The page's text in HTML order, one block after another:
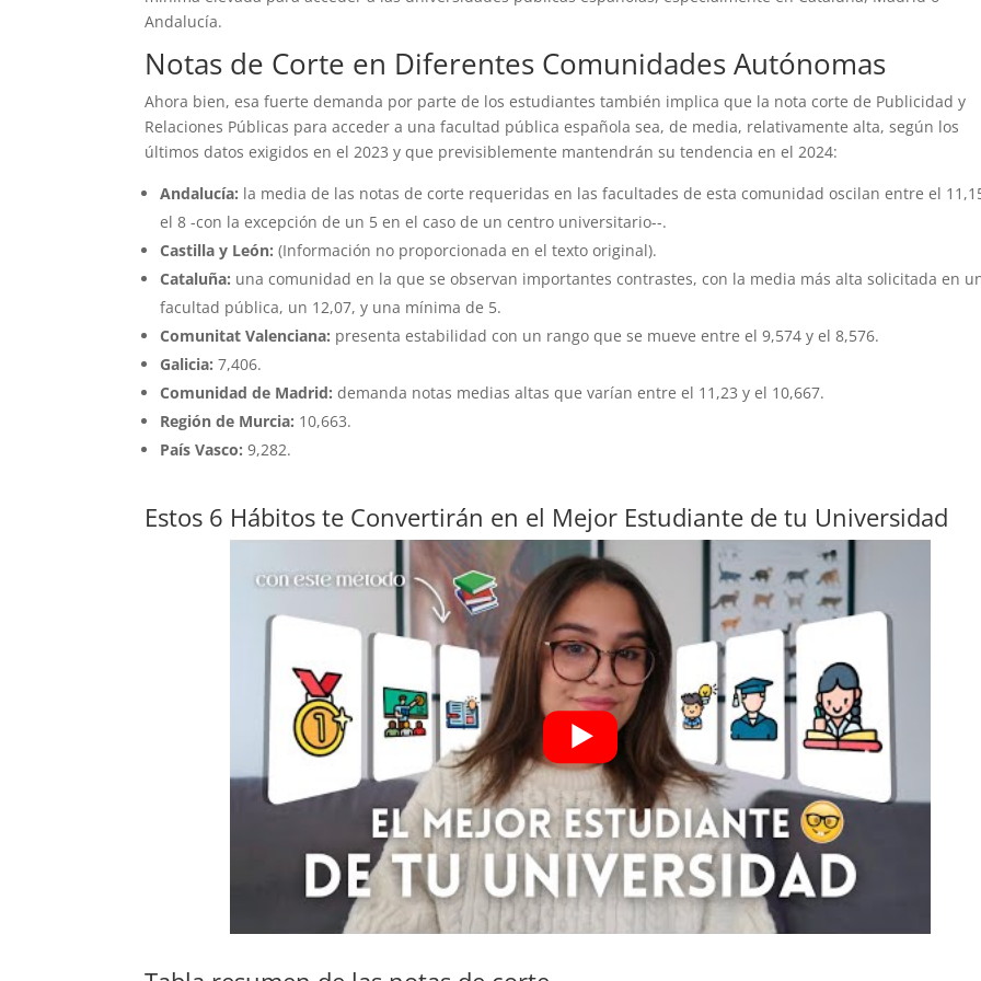
Andalucía.
Notas de Corte en Diferentes Comunidades Autónomas
Ahora bien, esa fuerte demanda por parte de los estudiantes también implica que la nota corte de Publicidad y
Relaciones Públicas para acceder a una facultad pública española sea, de media, relativamente alta, según los
últimos datos exigidos en el 2023 y que previsiblemente mantendrán su tendencia en el 2024:
Andalucía: la media de las notas de corte requeridas en las facultades de esta comunidad oscilan entre el
el 8 -con la excepción de un 5 en el caso de un centro universitario--.
Castilla y León: (Información no proporcionada en el texto original).
Cataluña: una comunidad en la que se observan importantes contrastes, con la media más alta solicitada en
facultad pública, un 12,07, y una mínima de 5.
Comunitat Valenciana: presenta estabilidad con un rango que se mueve entre el 9,574 y el 8,576.
Galicia: 7,406.
Comunidad de Madrid: demanda notas medias altas que varían entre el 11,23 y el 10,667.
Región de Murcia: 10,663.
País Vasco: 9,282.
Estos 6 Hábitos te Convertirán en el Mejor Estudiante de tu Universidad